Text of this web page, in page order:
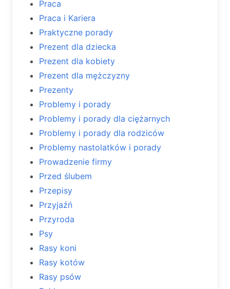
Praca
Praca i Kariera
Praktyczne porady
Prezent dla dziecka
Prezent dla kobiety
Prezent dla mężczyzny
Prezenty
Problemy i porady
Problemy i porady dla ciężarnych
Problemy i porady dla rodziców
Problemy nastolatków i porady
Prowadzenie firmy
Przed ślubem
Przepisy
Przyjaźń
Przyroda
Psy
Rasy koni
Rasy kotów
Rasy psów